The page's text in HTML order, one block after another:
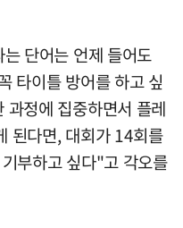
단어는 언제 들어도
타이틀 방어를 하고 싶
정에 집중하면서 플레
된다면, 대회가 14회를
부하고 싶다"고 각오를